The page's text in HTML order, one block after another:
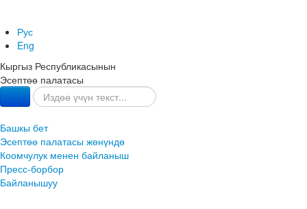
Рус
Eng
Кыргыз Республикасынын
Эсептөө палатасы
Башкы бет
Эсептөө палатасы жөнүндө
Коомчулук менен байланыш
Пресс-борбор
Байланышуу